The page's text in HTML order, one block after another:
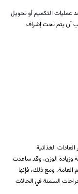
عمليات التكميمأوتحويل
أن يتم تحت إشراف
الغذائية
وزيادة الوزن، وقد ساعدت
ومع ذلك، فإنها
السمنة في الحالات